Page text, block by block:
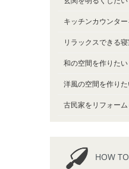
キッチンカウンタ
リラックスできる
和の空間を作りたい
洋風の空間を作り
古民家をリフォー
HOW